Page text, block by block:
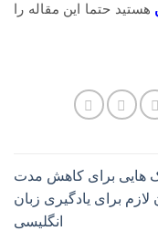
هستید حتما این مقاله را
هایی برای کاهش مدت
لازم برای یادگیری زبان
انگلیسی